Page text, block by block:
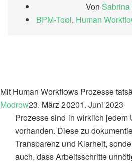
Von
BPM-Tool, Human
Mit Human Workflows Prozesse
Modrow23. März 20201. Juni 2023
Prozesse sind in wirklich jedem
vorhanden. Diese zu
Transparenz und Klarheit,
auch, dass Arbeitsschritte